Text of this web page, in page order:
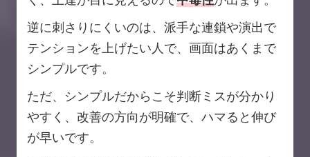
逆に刺さりにくいのは、派手な連鎖や演出で
テンションを上げたい人で、画面はあくまで
シンプルです。
ただ、シンプルだからこそ判断ミスが分かり
やすく、改善の方向が明確で、ハマると伸び
が早いです。